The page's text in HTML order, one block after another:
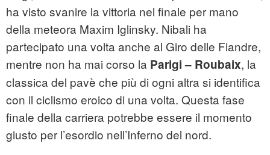
ha visto svanire la vittoria nel finale per mano
della meteora Maxim Iglinsky. Nibali ha
partecipato una volta anche al Giro delle Fiandre,
mentre non ha mai corso la Parigi – Roubaix, la
classica del pavè che più di ogni altra si identifica
con il ciclismo eroico di una volta. Questa fase
finale della carriera potrebbe essere il momento
giusto per l’esordio nell’Inferno del nord.